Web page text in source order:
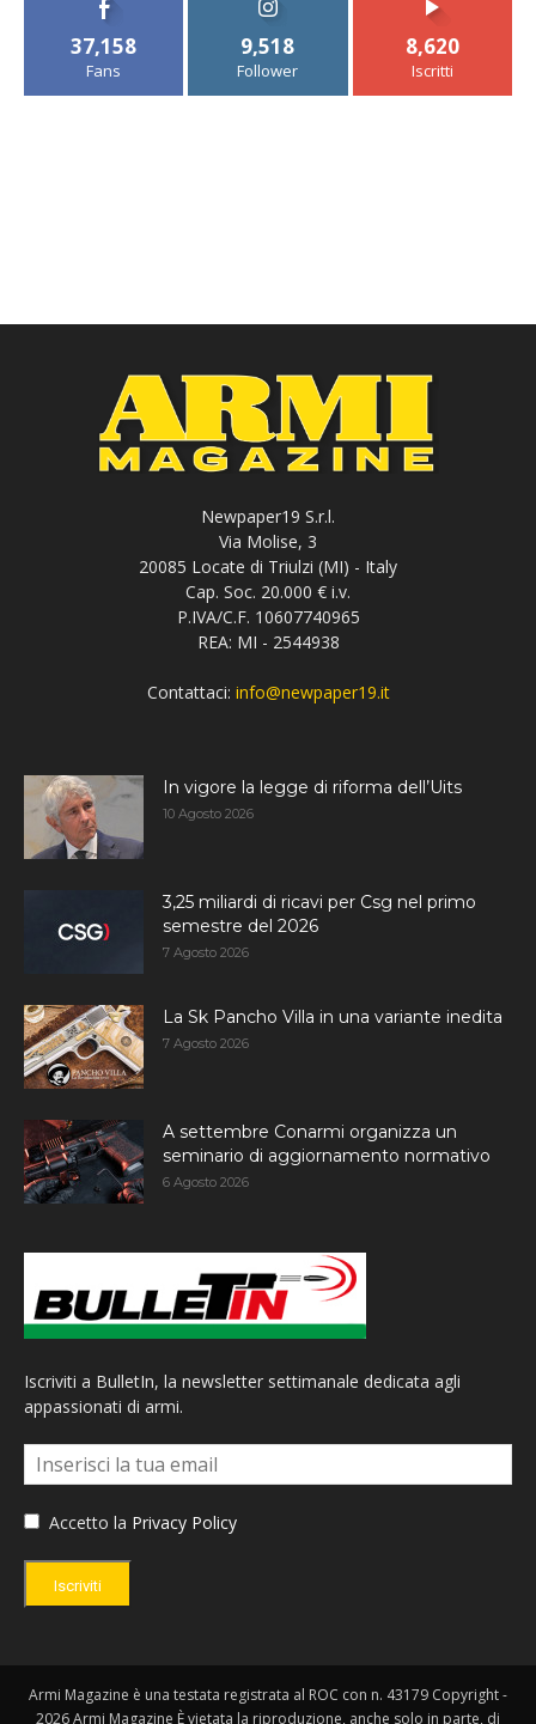
37,158
Fans
9,518
Follower
8,620
Iscritti
Newpaper19 S.r.l.
Via Molise, 3
20085 Locate di Triulzi (MI) - Italy
Cap. Soc. 20.000 € i.v.
P.IVA/C.F. 10607740965
REA: MI - 2544938
Contattaci: info@newpaper19.it
In vigore la legge di riforma dell’Uits
10 Agosto 2026
3,25 miliardi di ricavi per Csg nel primo
semestre del 2026
7 Agosto 2026
La Sk Pancho Villa in una variante inedita
7 Agosto 2026
A settembre Conarmi organizza un
seminario di aggiornamento normativo
6 Agosto 2026
Iscriviti a BulletIn, la newsletter settimanale dedicata agli
appassionati di armi.
Accetto la Privacy Policy
Iscriviti
Armi Magazine è una testata registrata al ROC con n. 43179 Copyright -
2026 Armi Magazine È vietata la riproduzione, anche solo in parte, di